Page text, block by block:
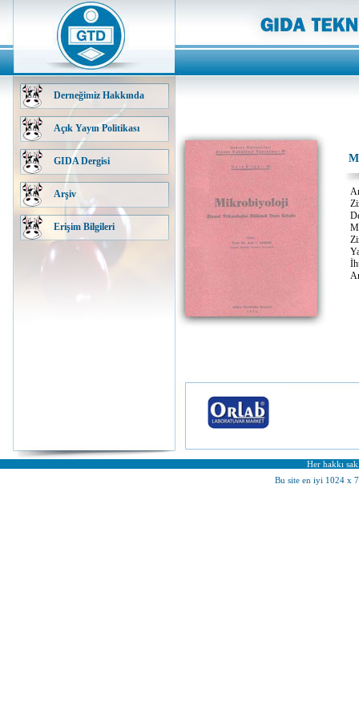
Derneğimiz Hakkında
Açık Yayın Politikası
GIDA Dergisi
Arşiv
Erişim Bilgileri
Her hakkı
Bu site en iyi 1024 x